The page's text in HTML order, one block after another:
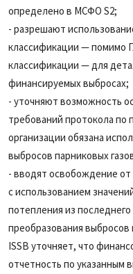
определено в МСФО S2;
- разрешают
классификации — помимо
классификации — для
финансируемых выбросах;
- уточняют возможность
требований протокола по
организации обязана
выбросов парниковых
- вводят освобождение
с использованием
потепления из
преобразования выбросов
ISSB уточняет, что
отчетность по указанным